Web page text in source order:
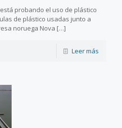
probando el uso de plástico
de plástico usadas junto a
noruega Nova […]
Leer más